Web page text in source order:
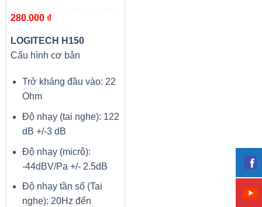
280.000 ₫
LOGITECH H150
Cấu hình cơ bản
Trở kháng đầu vào: 22
Ohm
Độ nhạy (tai nghe): 122
dB +/-3 dB
Độ nhạy (micrô):
-44dBV/Pa +/- 2.5dB
Độ nhạy tần số (Tai
nghe): 20Hz đến